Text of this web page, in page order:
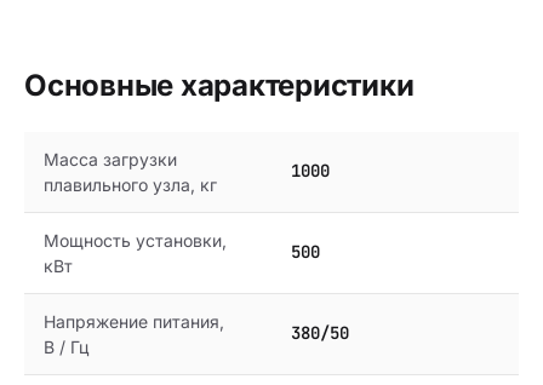
Основные характеристики
Масса загрузки
плавильного узла, кг
1000
Мощность установки,
кВт
500
Напряжение питания,
В / Гц
380/50